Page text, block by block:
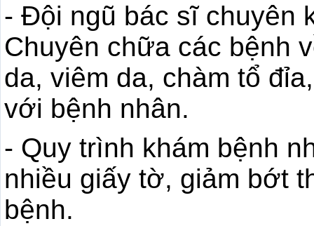
- Đội ngũ bác sĩ chuyên
Chuyên chữa các bệnh
da, viêm da, chàm tổ
với bệnh nhân.
- Quy trình khám bệnh
nhiều giấy tờ, giảm bớt
bệnh.